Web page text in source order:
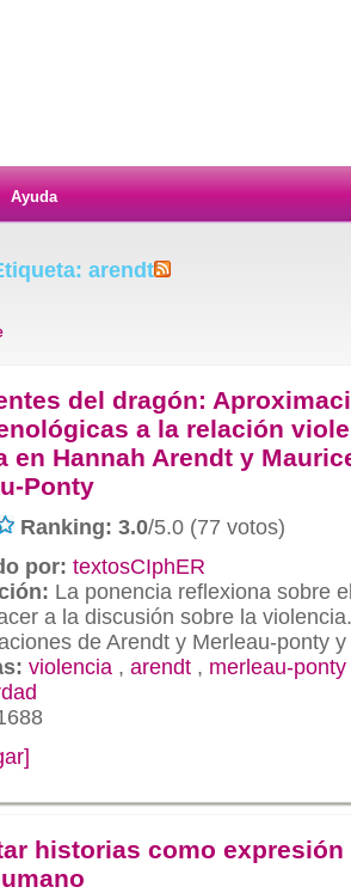
Ayuda
arendt
del dragón:
a la relación
en Hannah Arendt y
Ponty
Ranking: 3.0/5.0 (77 votos)
por: textosCIphER
La ponencia reflexiona sobre
a la discusión sobre la
de Arendt y Merleau-ponty
violencia , arendt , merleau-ponty
historias como expresión